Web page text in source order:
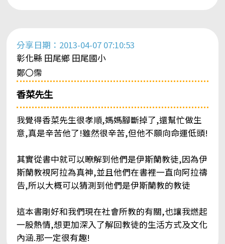
分享日期：2013-04-07 07:10:53
彰化縣 田尾鄉 田尾國小
鄭〇霈
香菜先生
我覺得香菜先生很孝順,媽媽腳斷掉了,還幫忙做生
意,真是辛苦他了!雖然很辛苦,但他不願向命運低頭!
其實從書中就可以瞭解到他們是伊斯蘭教徒,因為伊
斯蘭教視阿拉為真神,並且他們在書裡一直向阿拉禱
告,所以大概可以猜測到他們是伊斯蘭教的教徒
這本書剛好和我們現在社會所教的有關,也讓我燃起
一股熱情,想更加深入了解回教徒的生活方式及文化
內涵.那一定很有趣!